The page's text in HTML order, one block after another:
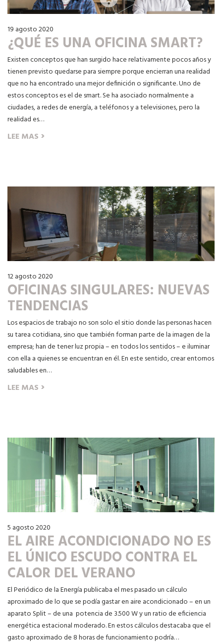
19 agosto 2020
¿QUÉ ES UNA OFICINA SMART?
Existen conceptos que han surgido hace relativamente pocos años y
tienen previsto quedarse para siempre porque encierran una realidad
que no ha encontrado una mejor definición o significante. Uno de
estos conceptos es el de smart. Se ha asociado normalmente a
ciudades, a redes de energía, a teléfonos y a televisiones, pero la
realidad es…
LEE MAS ›
12 agosto 2020
OFICINAS SINGULARES: NUEVAS
TENDENCIAS
Los espacios de trabajo no son solo el sitio donde las personas hacen
su tarea cotidiana, sino que también forman parte de la imagen de la
empresa; han de tener luz propia – en todos los sentidos – e iluminar
con ella a quienes se encuentran en él. En este sentido, crear entornos
saludables en…
LEE MAS ›
5 agosto 2020
EL AIRE ACONDICIONADO NO ES
EL ÚNICO ESCUDO CONTRA EL
CALOR DEL VERANO
El Periódico de la Energía publicaba el mes pasado un cálculo
aproximado de lo que se podía gastar en aire acondicionado – en un
aparato Split – de una potencia de 3.500 W y un ratio de eficiencia
energética estacional moderado. En estos cálculos destacaba que el
gasto aproximado de 8 horas de funcionamiento podría…